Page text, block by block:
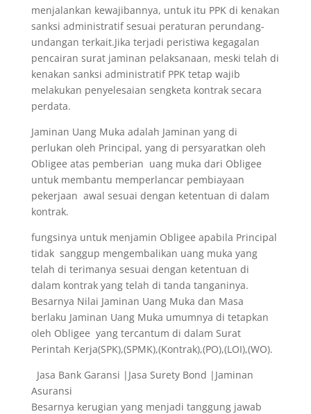
menjalankan kewajibannya, untuk itu PPK di kenakan
sanksi administratif sesuai peraturan perundang-
undangan terkait.Jika terjadi peristiwa kegagalan
pencairan surat jaminan pelaksanaan, meski telah di
kenakan sanksi administratif PPK tetap wajib
melakukan penyelesaian sengketa kontrak secara
perdata.
Jaminan Uang Muka adalah Jaminan yang di
perlukan oleh Principal, yang di persyaratkan oleh
Obligee atas pemberian uang muka dari Obligee
untuk membantu memperlancar pembiayaan
pekerjaan awal sesuai dengan ketentuan di dalam
kontrak.
fungsinya untuk menjamin Obligee apabila Principal
tidak sanggup mengembalikan uang muka yang
telah di terimanya sesuai dengan ketentuan di
dalam kontrak yang telah di tanda tanganinya.
Besarnya Nilai Jaminan Uang Muka dan Masa
berlaku Jaminan Uang Muka umumnya di tetapkan
oleh Obligee yang tercantum di dalam Surat
Perintah Kerja(SPK),(SPMK),(Kontrak),(PO),(LOI),(WO).
Jasa Bank Garansi |Jasa Surety Bond |Jaminan
Asuransi
Besarnya kerugian yang menjadi tanggung jawab